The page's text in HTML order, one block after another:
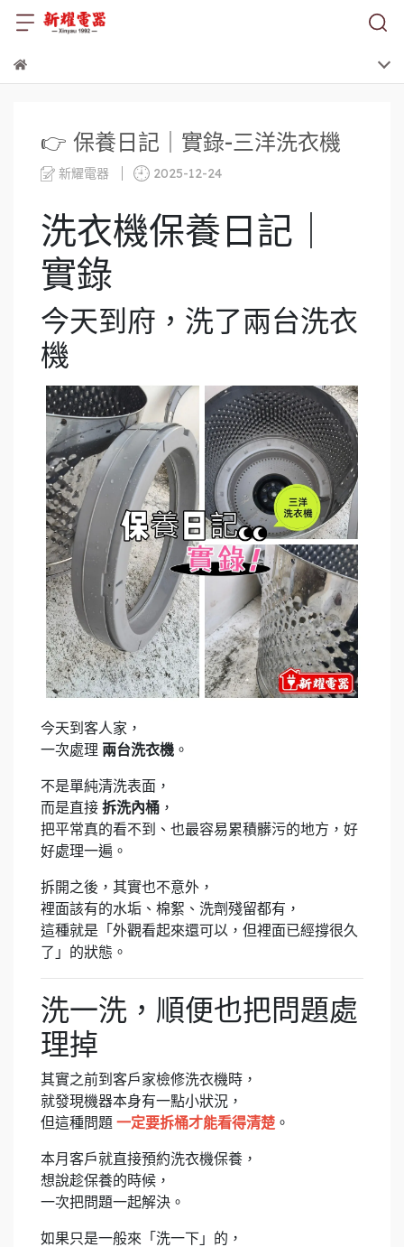
👉 保養日記｜實錄-三洋洗衣機
新耀電器 2025-12-24
洗衣機保養日記｜
實錄
今天到府，洗了兩台洗衣
機
今天到客人家，
一次處理 兩台洗衣機 。
不是單純清洗表面，
而是直接 拆洗內桶 ，
把平常真的看不到、也最容易累積髒污的地方，好
好處理一遍。
拆開之後，其實也不意外，
裡面該有的水垢、棉絮、洗劑殘留都有，
這種就是「外觀看起來還可以，但裡面已經撐很久
了」的狀態。
洗一洗，順便也把問題處
理掉
其實之前到客戶家檢修洗衣機時，
就發現機器本身有一點小狀況，
但這種問題 一定要拆桶才能看得清楚 。
本月客戶就直接預約洗衣機保養，
想說趁保養的時候，
一次把問題一起解決。
如果只是一般來「洗一下」的，